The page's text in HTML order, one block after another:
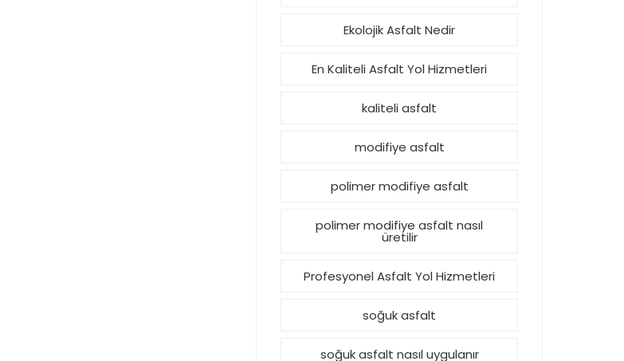
Ekolojik Asfalt Nedir
En Kaliteli Asfalt Yol Hizmetleri
kaliteli asfalt
modifiye asfalt
polimer modifiye asfalt
polimer modifiye asfalt nasıl
üretilir
Profesyonel Asfalt Yol Hizmetleri
soğuk asfalt
soğuk asfalt nasıl uygulanır